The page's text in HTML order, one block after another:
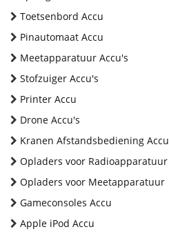
Toetsenbord Accu
Pinautomaat Accu
Meetapparatuur Accu's
Stofzuiger Accu's
Printer Accu
Drone Accu's
Kranen Afstandsbediening Accu
Opladers voor Radioapparatuur
Opladers voor Meetapparatuur
Gameconsoles Accu
Apple iPod Accu